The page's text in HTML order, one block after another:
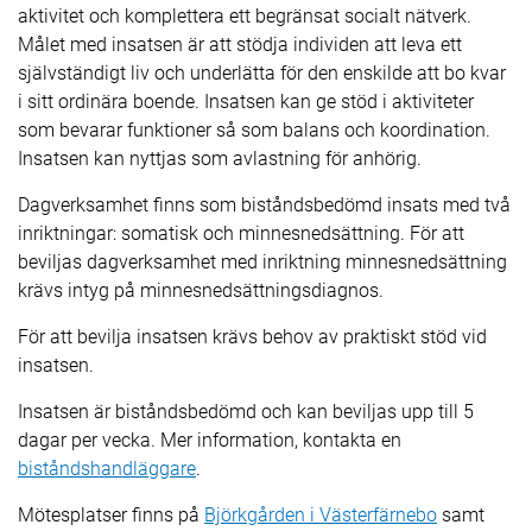
aktivitet och komplettera ett begränsat socialt nätverk.
Målet med insatsen är att stödja individen att leva ett
självständigt liv och underlätta för den enskilde att bo kvar
i sitt ordinära boende. Insatsen kan ge stöd i aktiviteter
som bevarar funktioner så som balans och koordination.
Insatsen kan nyttjas som avlastning för anhörig.
Dagverksamhet finns som biståndsbedömd insats med två
inriktningar: somatisk och minnesnedsättning. För att
beviljas dagverksamhet med inriktning minnesnedsättning
krävs intyg på minnesnedsättningsdiagnos.
För att bevilja insatsen krävs behov av praktiskt stöd vid
insatsen.
Insatsen är biståndsbedömd och kan beviljas upp till 5
dagar per vecka. Mer information, kontakta en
biståndshandläggare.
Mötesplatser finns på Björkgården i Västerfärnebo samt